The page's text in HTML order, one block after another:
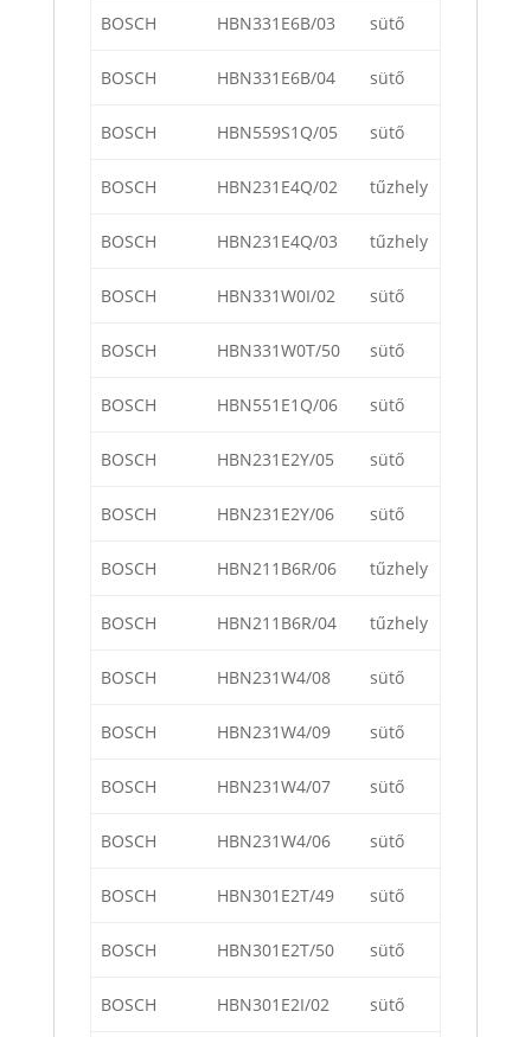
BOSCH HBN331E6B/03 sütő
BOSCH HBN331E6B/04 sütő
BOSCH HBN559S1Q/05 sütő
BOSCH HBN231E4Q/02 tűzhely
BOSCH HBN231E4Q/03 tűzhely
BOSCH HBN331W0I/02 sütő
BOSCH HBN331W0T/50 sütő
BOSCH HBN551E1Q/06 sütő
BOSCH HBN231E2Y/05 sütő
BOSCH HBN231E2Y/06 sütő
BOSCH HBN211B6R/06 tűzhely
BOSCH HBN211B6R/04 tűzhely
BOSCH HBN231W4/08 sütő
BOSCH HBN231W4/09 sütő
BOSCH HBN231W4/07 sütő
BOSCH HBN231W4/06 sütő
BOSCH HBN301E2T/49 sütő
BOSCH HBN301E2T/50 sütő
BOSCH HBN301E2I/02 sütő